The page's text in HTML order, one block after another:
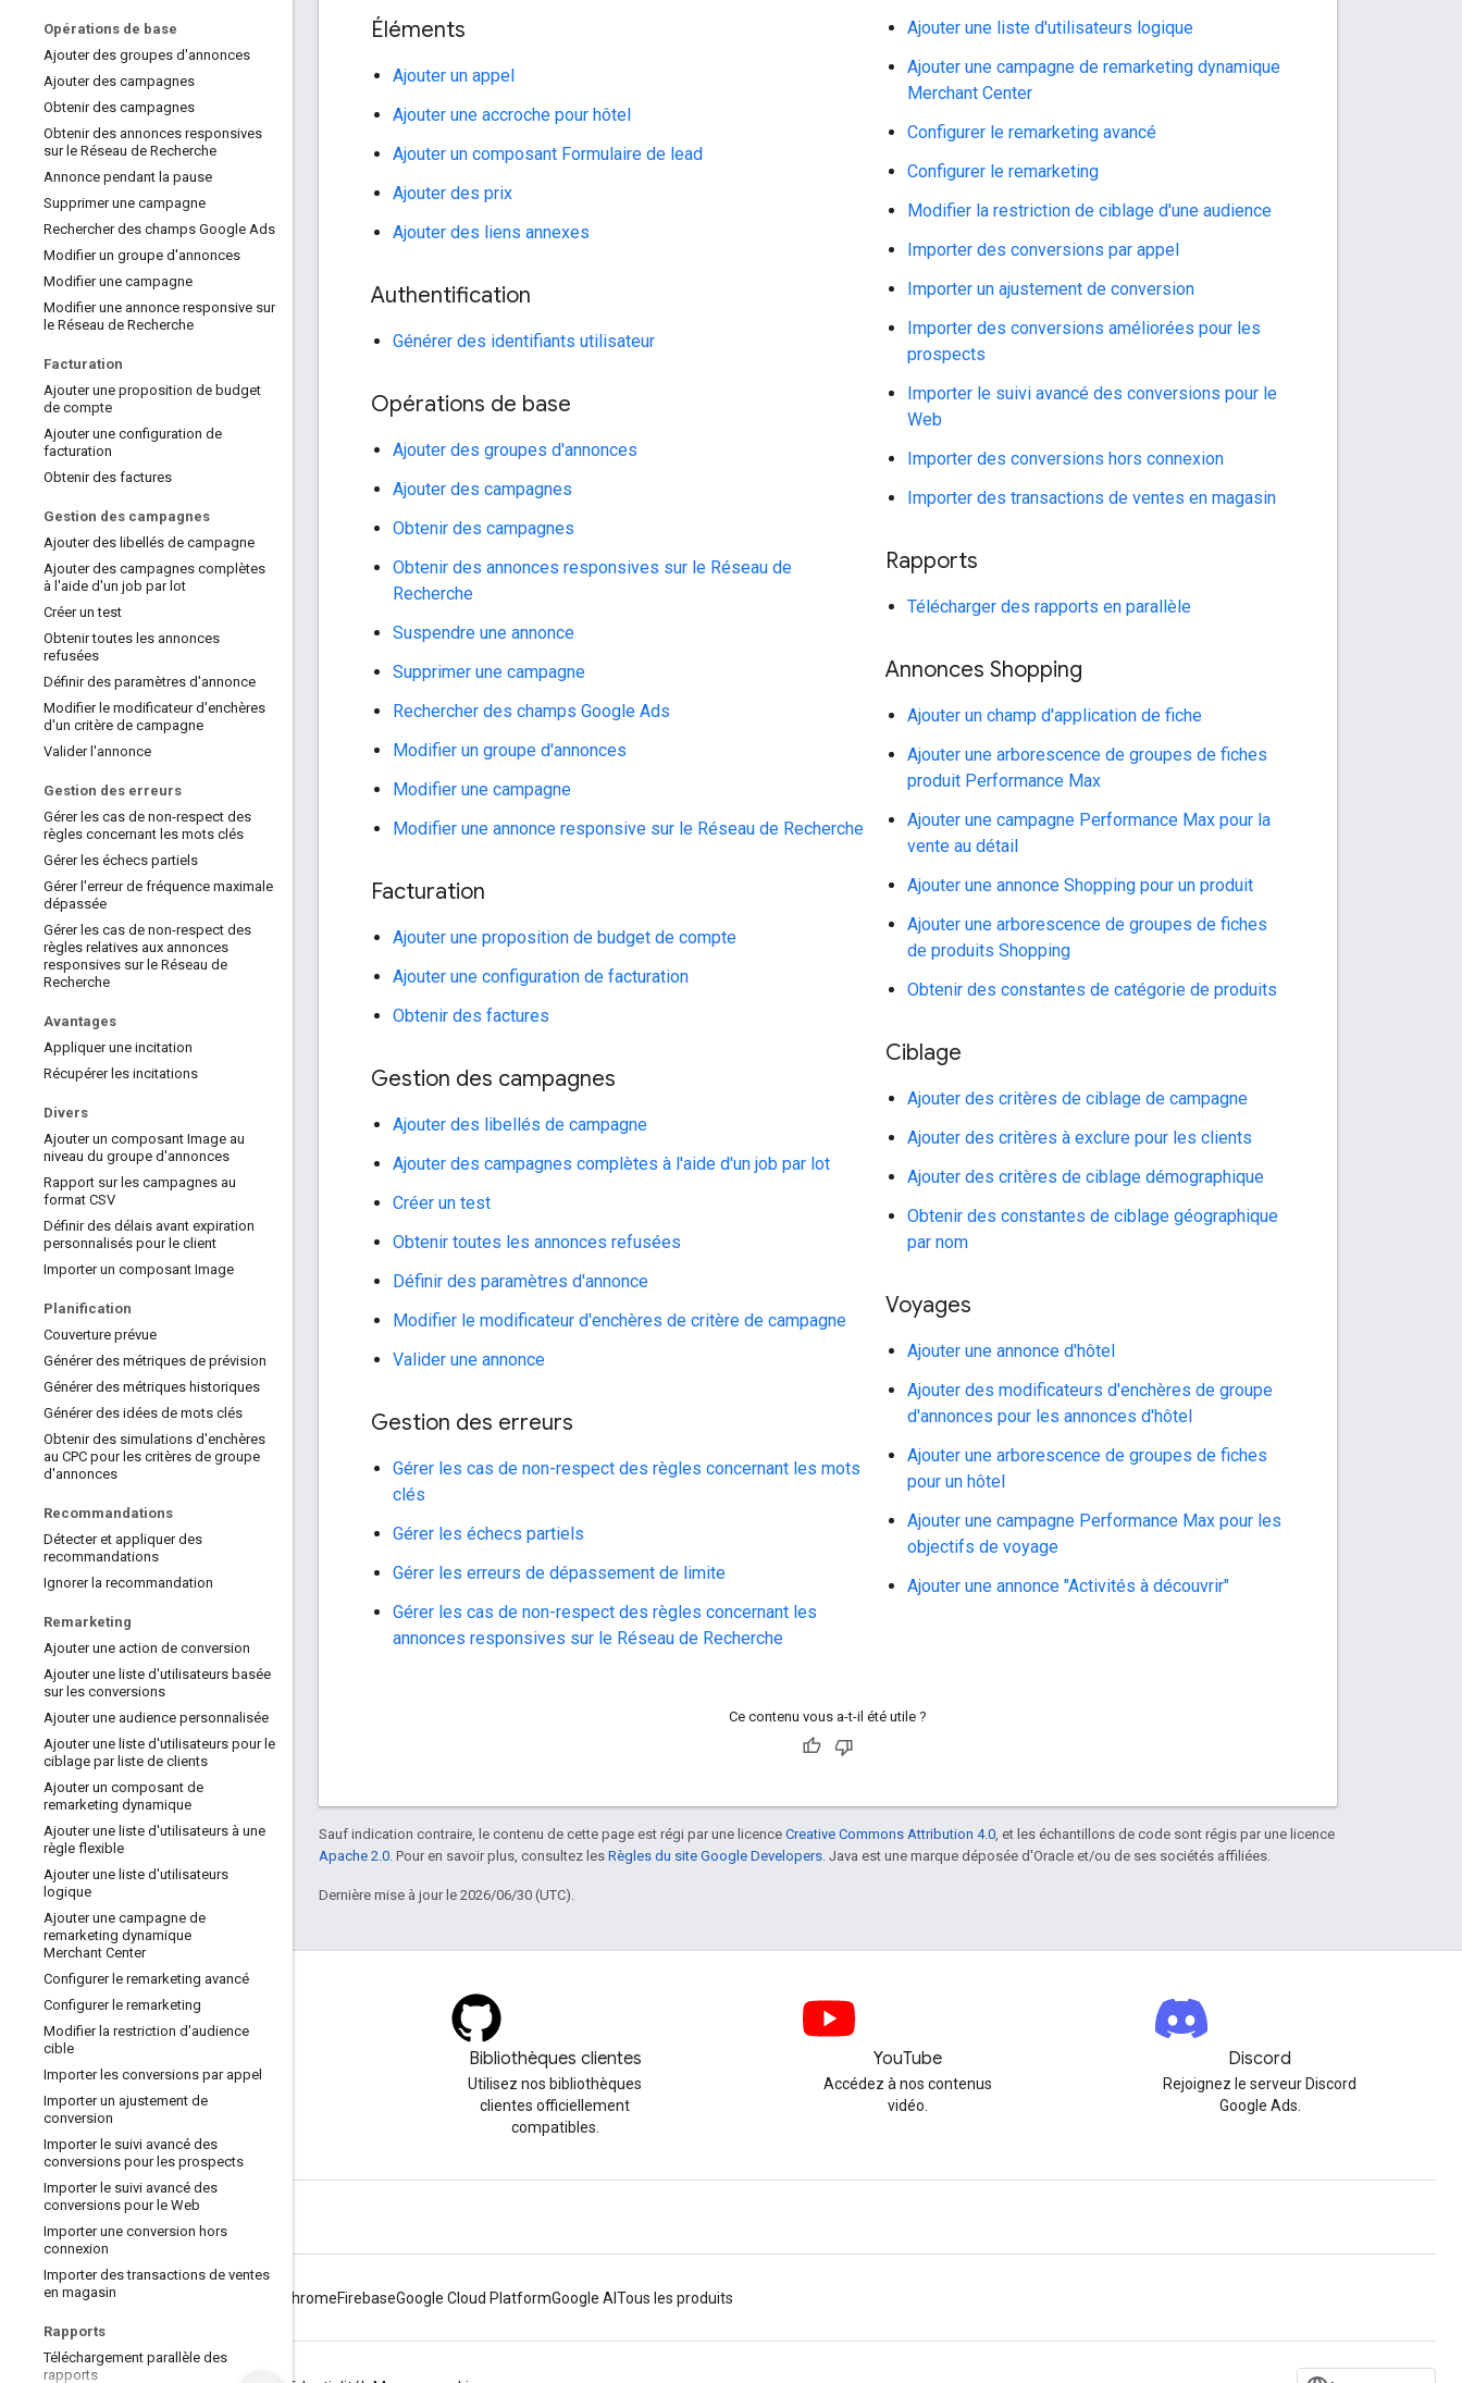
Opérations de base
Ajouter des groupes d'annonces
Ajouter des campagnes
Obtenir des campagnes
Obtenir des annonces responsives
sur le Réseau de Recherche
Annonce pendant la pause
Supprimer une campagne
Rechercher des champs Google Ads
Modifier un groupe d'annonces
Modifier une campagne
Modifier une annonce responsive sur
le Réseau de Recherche
Facturation
Ajouter une proposition de budget
de compte
Ajouter une configuration de
facturation
Obtenir des factures
Gestion des campagnes
Ajouter des libellés de campagne
Ajouter des campagnes complètes
à l'aide d'un job par lot
Créer un test
Obtenir toutes les annonces
refusées
Définir des paramètres d'annonce
Modifier le modificateur d'enchères
d'un critère de campagne
Valider l'annonce
Gestion des erreurs
Gérer les cas de non-respect des
règles concernant les mots clés
Gérer les échecs partiels
Gérer l'erreur de fréquence maximale
dépassée
Gérer les cas de non-respect des
règles relatives aux annonces
responsives sur le Réseau de
Recherche
Avantages
Appliquer une incitation
Récupérer les incitations
Divers
Ajouter un composant Image au
niveau du groupe d'annonces
Rapport sur les campagnes au
format CSV
Définir des délais avant expiration
personnalisés pour le client
Importer un composant Image
Planification
Couverture prévue
Générer des métriques de prévision
Générer des métriques historiques
Générer des idées de mots clés
Obtenir des simulations d'enchères
au CPC pour les critères de groupe
d'annonces
Recommandations
Détecter et appliquer des
recommandations
Ignorer la recommandation
Remarketing
Ajouter une action de conversion
Ajouter une liste d'utilisateurs basée
sur les conversions
Ajouter une audience personnalisée
Ajouter une liste d'utilisateurs pour le
ciblage par liste de clients
Ajouter un composant de
remarketing dynamique
Ajouter une liste d'utilisateurs à une
règle flexible
Ajouter une liste d'utilisateurs
logique
Ajouter une campagne de
remarketing dynamique
Merchant Center
Configurer le remarketing avancé
Configurer le remarketing
Modifier la restriction d'audience
cible
Importer les conversions par appel
Importer un ajustement de
conversion
Importer le suivi avancé des
conversions pour les prospects
Importer le suivi avancé des
conversions pour le Web
Importer une conversion hors
connexion
Importer des transactions de ventes
en magasin
Rapports
Téléchargement parallèle des
rapports
Éléments
Ajouter un appel
Ajouter une accroche pour hôtel
Ajouter un composant Formulaire de lead
Ajouter des prix
Ajouter des liens annexes
Authentification
Générer des identifiants utilisateur
Opérations de base
Ajouter des groupes d'annonces
Ajouter des campagnes
Obtenir des campagnes
Obtenir des annonces responsives sur le Réseau de
Recherche
Suspendre une annonce
Supprimer une campagne
Rechercher des champs Google Ads
Modifier un groupe d'annonces
Modifier une campagne
Modifier une annonce responsive sur le Réseau de Recherche
Facturation
Ajouter une proposition de budget de compte
Ajouter une configuration de facturation
Obtenir des factures
Gestion des campagnes
Ajouter des libellés de campagne
Ajouter des campagnes complètes à l'aide d'un job par lot
Créer un test
Obtenir toutes les annonces refusées
Définir des paramètres d'annonce
Modifier le modificateur d'enchères de critère de campagne
Valider une annonce
Gestion des erreurs
Gérer les cas de non-respect des règles concernant les mots
clés
Gérer les échecs partiels
Gérer les erreurs de dépassement de limite
Gérer les cas de non-respect des règles concernant les
annonces responsives sur le Réseau de Recherche
Ajouter une liste d'utilisateurs logique
Ajouter une campagne de remarketing dynamique
Merchant Center
Configurer le remarketing avancé
Configurer le remarketing
Modifier la restriction de ciblage d'une audience
Importer des conversions par appel
Importer un ajustement de conversion
Importer des conversions améliorées pour les
prospects
Importer le suivi avancé des conversions pour le
Web
Importer des conversions hors connexion
Importer des transactions de ventes en magasin
Rapports
Télécharger des rapports en parallèle
Annonces Shopping
Ajouter un champ d'application de fiche
Ajouter une arborescence de groupes de fiches
produit Performance Max
Ajouter une campagne Performance Max pour la
vente au détail
Ajouter une annonce Shopping pour un produit
Ajouter une arborescence de groupes de fiches
de produits Shopping
Obtenir des constantes de catégorie de produits
Ciblage
Ajouter des critères de ciblage de campagne
Ajouter des critères à exclure pour les clients
Ajouter des critères de ciblage démographique
Obtenir des constantes de ciblage géographique
par nom
Voyages
Ajouter une annonce d'hôtel
Ajouter des modificateurs d'enchères de groupe
d'annonces pour les annonces d'hôtel
Ajouter une arborescence de groupes de fiches
pour un hôtel
Ajouter une campagne Performance Max pour les
objectifs de voyage
Ajouter une annonce "Activités à découvrir"
Ce contenu vous a-t-il été utile ?
Sauf indication contraire, le contenu de cette page est régi par une licence Creative Commons Attribution 4.0 , et les échantillons de code sont régis par une licence
Apache 2.0 . Pour en savoir plus, consultez les Règles du site Google Developers . Java est une marque déposée d'Oracle et/ou de ses sociétés affiliées.
Dernière mise à jour le 2026/06/30 (UTC).
Consultez notre blog pour
connaître les annonces
Bibliothèques clientes
Utilisez nos bibliothèques
clientes officiellement
compatibles.
YouTube
Accédez à nos contenus
vidéo.
Discord
Rejoignez le serveur Discord
Google Ads.
ChromeFirebaseGoogle Cloud PlatformGoogle AI Tous les produits